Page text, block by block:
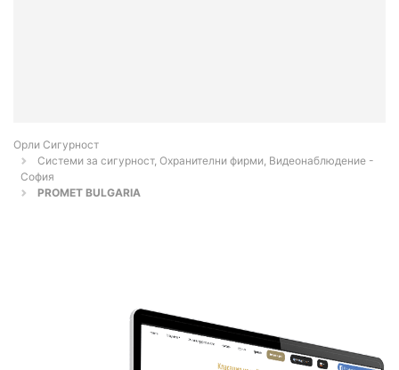
Орли Сигурност
Системи за сигурност, Охранителни фирми, Видеонаблюдение -
София
PROMET BULGARIA